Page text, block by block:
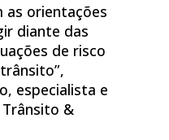
as orientações
diante das
de risco
especialista e
&